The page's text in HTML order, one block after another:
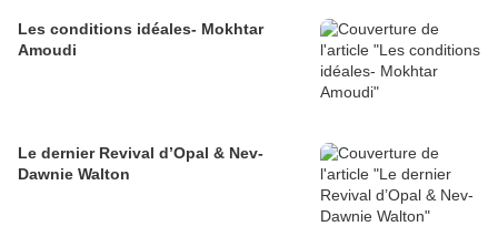
Les conditions idéales- Mokhtar
Amoudi
Le dernier Revival d’Opal & Nev-
Dawnie Walton